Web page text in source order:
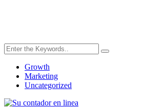
Growth
Marketing
Uncategorized